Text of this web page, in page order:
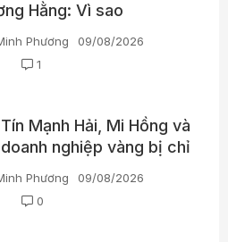
Hằng: Vì sao
càng gây tranh cãi
dễ “bùng nổ”?
Phương
09/08/2026
1
Mạnh Hải, Mi Hồng và
nghiệp vàng bị chỉ
vi phạm
Phương
09/08/2026
0